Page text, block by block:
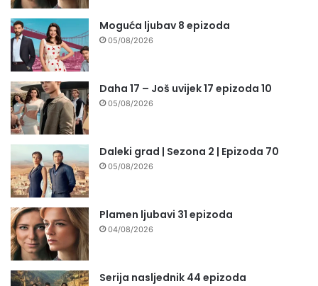
Moguća ljubav 8 epizoda
05/08/2026
Daha 17 – Još uvijek 17 epizoda 10
05/08/2026
Daleki grad | Sezona 2 | Epizoda 70
05/08/2026
Plamen ljubavi 31 epizoda
04/08/2026
Serija nasljednik 44 epizoda